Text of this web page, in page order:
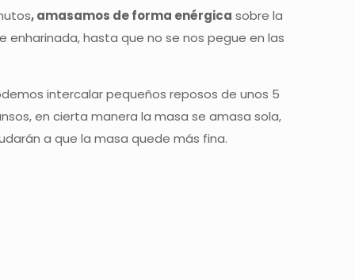
, amasamos de forma enérgica sobre la
hasta que no se nos pegue en las
intercalar pequeños reposos de unos 5
en cierta manera la masa se amasa sola,
a que la masa quede más fina.